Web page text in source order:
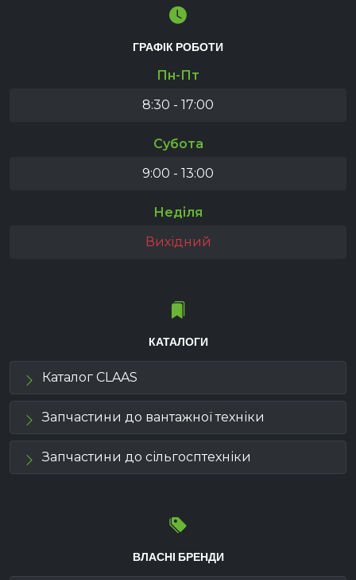
ГРАФІК РОБОТИ
Пн-Пт
8:30 - 17:00
Субота
9:00 - 13:00
Неділя
Вихідний
КАТАЛОГИ
Каталог CLAAS
Запчастини до вантажної техніки
Запчастини до сільгосптехніки
ВЛАСНІ БРЕНДИ